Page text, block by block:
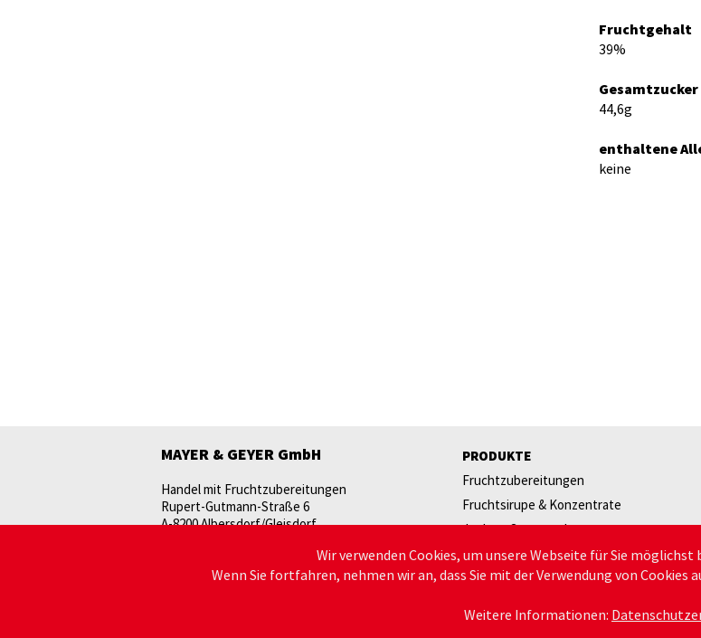
Wir verwenden Cookies, um unsere Webseite für Sie
Wenn Sie fortfahren, nehmen wir an, dass Sie mit der Verwendung von Cookies
Weitere Informationen:
Fruchtgehalt
39%
44,6g
enthaltene
keine
MAYER & GEYER GmbH
Handel mit Fruchtzubereitungen
Rupert-Gutmann-Straße 6
A-8200 Albersdorf/Gleisdorf
+43 (0)3112 / 62333-20
PRODUKTE
Fruchtzubereitungen
Fruchtsirupe & Konzentrate
Joghurt Starterpakete
Käsereiartikel
Kulturen & Labextrakt